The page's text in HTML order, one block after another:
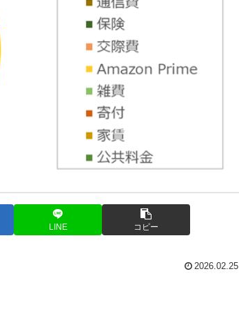
LINE コピー
2026.02.25